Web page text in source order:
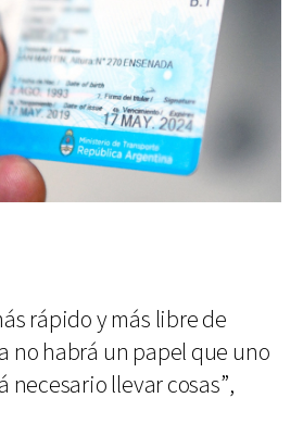
rápido y más libre de
no habrá un papel que uno
necesario llevar cosas”,